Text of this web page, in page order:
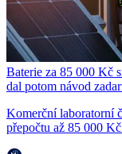
Baterie za 85 000 Kč
dal potom návod
Komerční laboratorní
přepočtu až 85 000